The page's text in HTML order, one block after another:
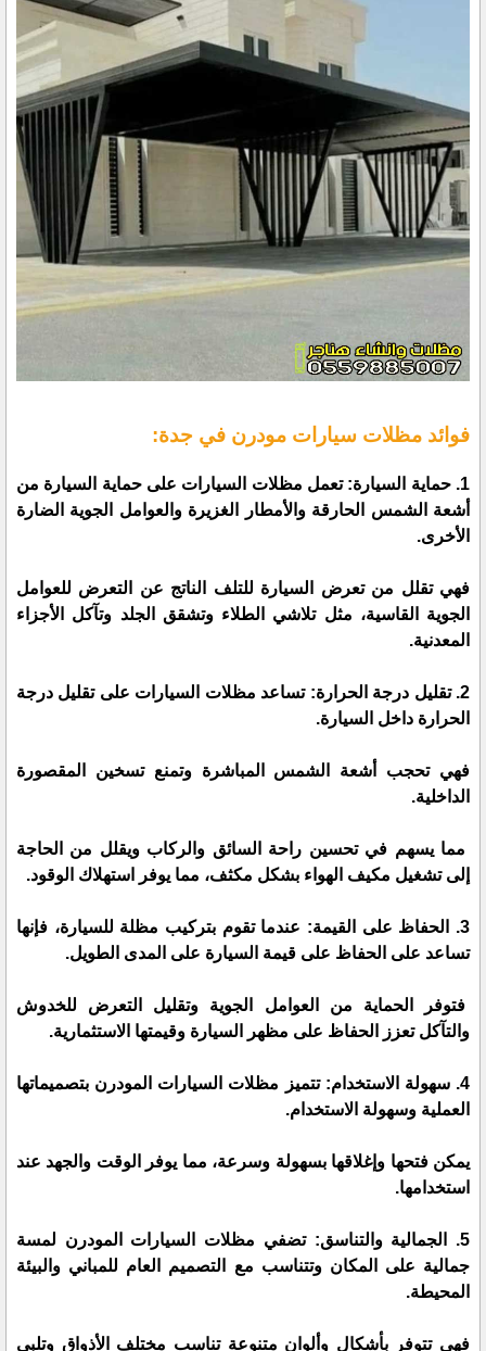
فوائد مظلات سيارات مودرن في جدة:
1. حماية السيارة: تعمل مظلات السيارات على حماية السيارة من
أشعة الشمس الحارقة والأمطار الغزيرة والعوامل الجوية الضارة
الأخرى.
فهي تقلل من تعرض السيارة للتلف الناتج عن التعرض للعوامل
الجوية القاسية، مثل تلاشي الطلاء وتشقق الجلد وتآكل الأجزاء
المعدنية.
2. تقليل درجة الحرارة: تساعد مظلات السيارات على تقليل درجة
الحرارة داخل السيارة.
فهي تحجب أشعة الشمس المباشرة وتمنع تسخين المقصورة
الداخلية.
مما يسهم في تحسين راحة السائق والركاب ويقلل من الحاجة
إلى تشغيل مكيف الهواء بشكل مكثف، مما يوفر استهلاك الوقود.
3. الحفاظ على القيمة: عندما تقوم بتركيب مظلة للسيارة، فإنها
تساعد على الحفاظ على قيمة السيارة على المدى الطويل.
فتوفر الحماية من العوامل الجوية وتقليل التعرض للخدوش
والتآكل تعزز الحفاظ على مظهر السيارة وقيمتها الاستثمارية.
4. سهولة الاستخدام: تتميز مظلات السيارات المودرن بتصميماتها
العملية وسهولة الاستخدام.
يمكن فتحها وإغلاقها بسهولة وسرعة، مما يوفر الوقت والجهد عند
استخدامها.
5. الجمالية والتناسق: تضفي مظلات السيارات المودرن لمسة
جمالية على المكان وتتناسب مع التصميم العام للمباني والبيئة
المحيطة.
فهي تتوفر بأشكال وألوان متنوعة تناسب مختلف الأذواق وتلبي